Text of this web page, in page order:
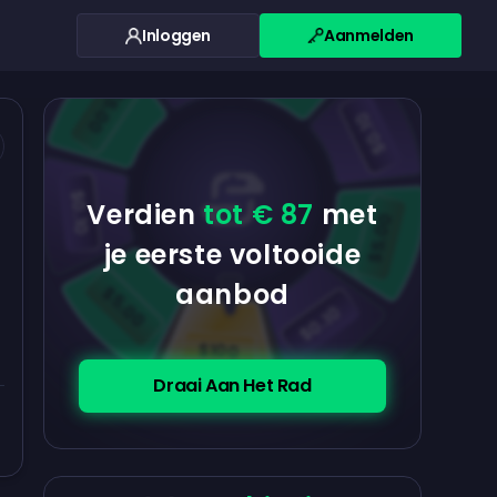
Inloggen Aanmelden
Verdien tot € 87 met
je eerste voltooide
aanbod
Draai Aan Het Rad
$100
$5.00
$0.10
$5.00
$0.10 $5.00
$5.00